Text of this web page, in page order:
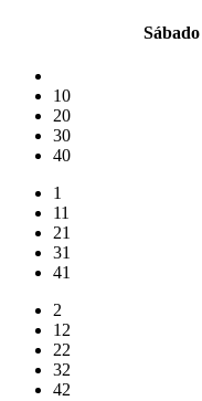
10
20
30
40
1
11
21
31
41
2
12
22
32
42